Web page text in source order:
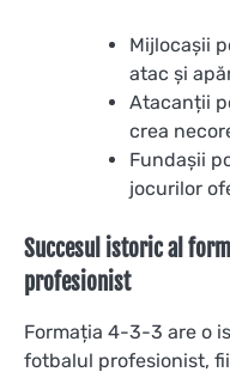
Mijlocașii
atac și
Atacanții
crea
Fundașii
jocurilor
Succesul istoric al
profesionist
Formația 4-3-3 are o
fotbalul profesionist,